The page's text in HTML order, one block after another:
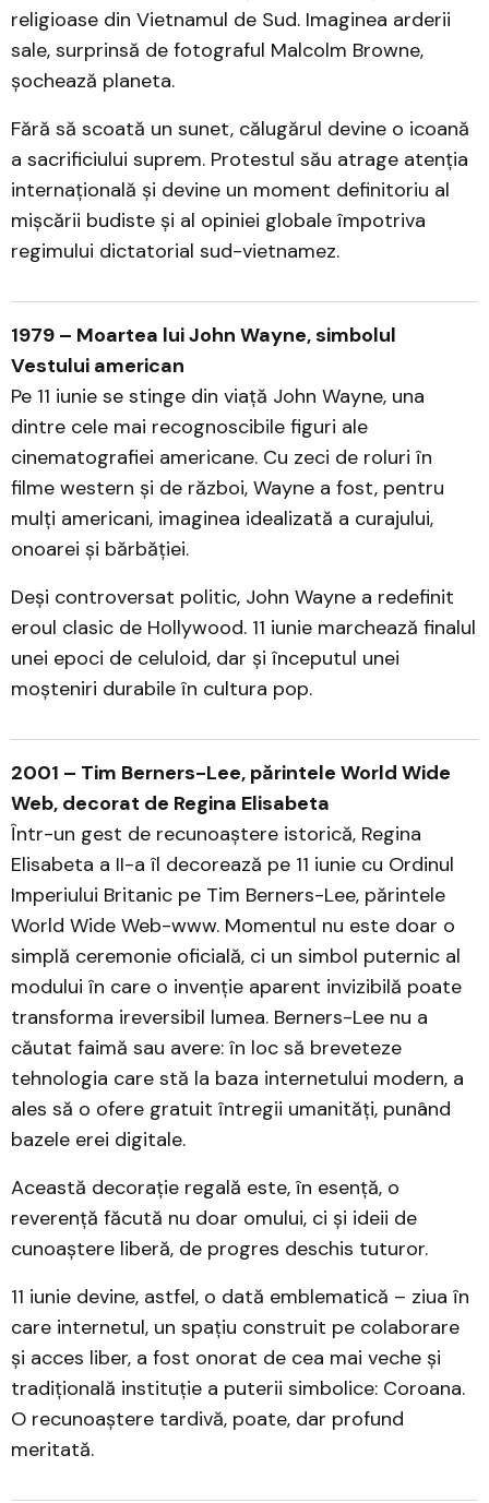
religioase din Vietnamul de Sud. Imaginea arderii
sale, surprinsă de fotograful Malcolm Browne,
șochează planeta.
Fără să scoată un sunet, călugărul devine o icoană
a sacrificiului suprem. Protestul său atrage atenția
internațională și devine un moment definitoriu al
mișcării budiste și al opiniei globale împotriva
regimului dictatorial sud-vietnamez.
1979 – Moartea lui John Wayne, simbolul
Vestului american
Pe 11 iunie se stinge din viață John Wayne, una
dintre cele mai recognoscibile figuri ale
cinematografiei americane. Cu zeci de roluri în
filme western și de război, Wayne a fost, pentru
mulți americani, imaginea idealizată a curajului,
onoarei și bărbăției.
Deși controversat politic, John Wayne a redefinit
eroul clasic de Hollywood. 11 iunie marchează finalul
unei epoci de celuloid, dar și începutul unei
moșteniri durabile în cultura pop.
2001 – Tim Berners-Lee, părintele World Wide
Web, decorat de Regina Elisabeta
Într-un gest de recunoaștere istorică, Regina
Elisabeta a II-a îl decorează pe 11 iunie cu Ordinul
Imperiului Britanic pe Tim Berners-Lee, părintele
World Wide Web-www. Momentul nu este doar o
simplă ceremonie oficială, ci un simbol puternic al
modului în care o invenție aparent invizibilă poate
transforma ireversibil lumea. Berners-Lee nu a
căutat faimă sau avere: în loc să breveteze
tehnologia care stă la baza internetului modern, a
ales să o ofere gratuit întregii umanități, punând
bazele erei digitale.
Această decorație regală este, în esență, o
reverență făcută nu doar omului, ci și ideii de
cunoaștere liberă, de progres deschis tuturor.
11 iunie devine, astfel, o dată emblematică – ziua în
care internetul, un spațiu construit pe colaborare
și acces liber, a fost onorat de cea mai veche și
tradițională instituție a puterii simbolice: Coroana.
O recunoaștere tardivă, poate, dar profund
meritată.